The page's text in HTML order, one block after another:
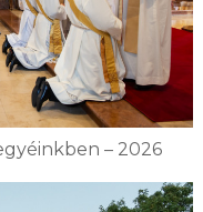
– 2026